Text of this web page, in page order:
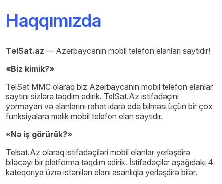
Haqqımızda
TelSat.az — Azərbaycanın mobil telefon elanları saytıdır!
«Biz kimik?»
TelSat MMC olaraq biz Azərbaycanın mobil telefon elanlar
saytını sizlərə təqdim edirik. TelSat.Az istifadəçini
yormayan və elanlarını rahat idarə edə bilməsi üçün bir çox
funksiyalara malik mobil telefon elan saytıdır.
«Nə iş görürük?»
Telsat.Az olaraq istifadəçiləri mobil elanlar yerləşdirə
biləcəyi bir platforma təqdim edirik. İstifadəçilər aşağıdakı 4
kateqoriya üzrə istənilən elanı asanlıqla yerləşdirə bilər.